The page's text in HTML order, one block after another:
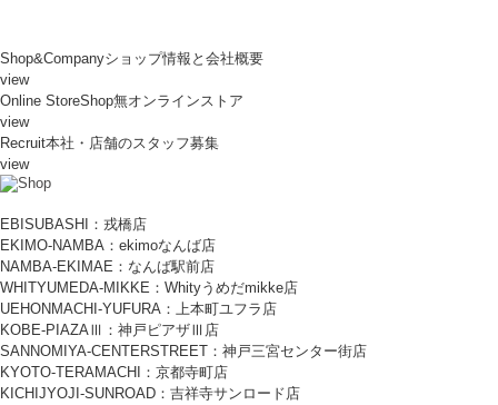
Shop&Companyショップ情報と会社概要
view
Online StoreShop無オンラインストア
view
Recruit本社・店舗のスタッフ募集
view
EBISUBASHI：戎橋店
EKIMO-NAMBA：ekimoなんば店
NAMBA-EKIMAE：なんば駅前店
WHITYUMEDA-MIKKE：Whityうめだmikke店
UEHONMACHI-YUFURA：上本町ユフラ店
KOBE-PIAZAⅢ：神戸ピアザⅢ店
SANNOMIYA-CENTERSTREET：神戸三宮センター街店
KYOTO-TERAMACHI：京都寺町店
KICHIJYOJI-SUNROAD：吉祥寺サンロード店